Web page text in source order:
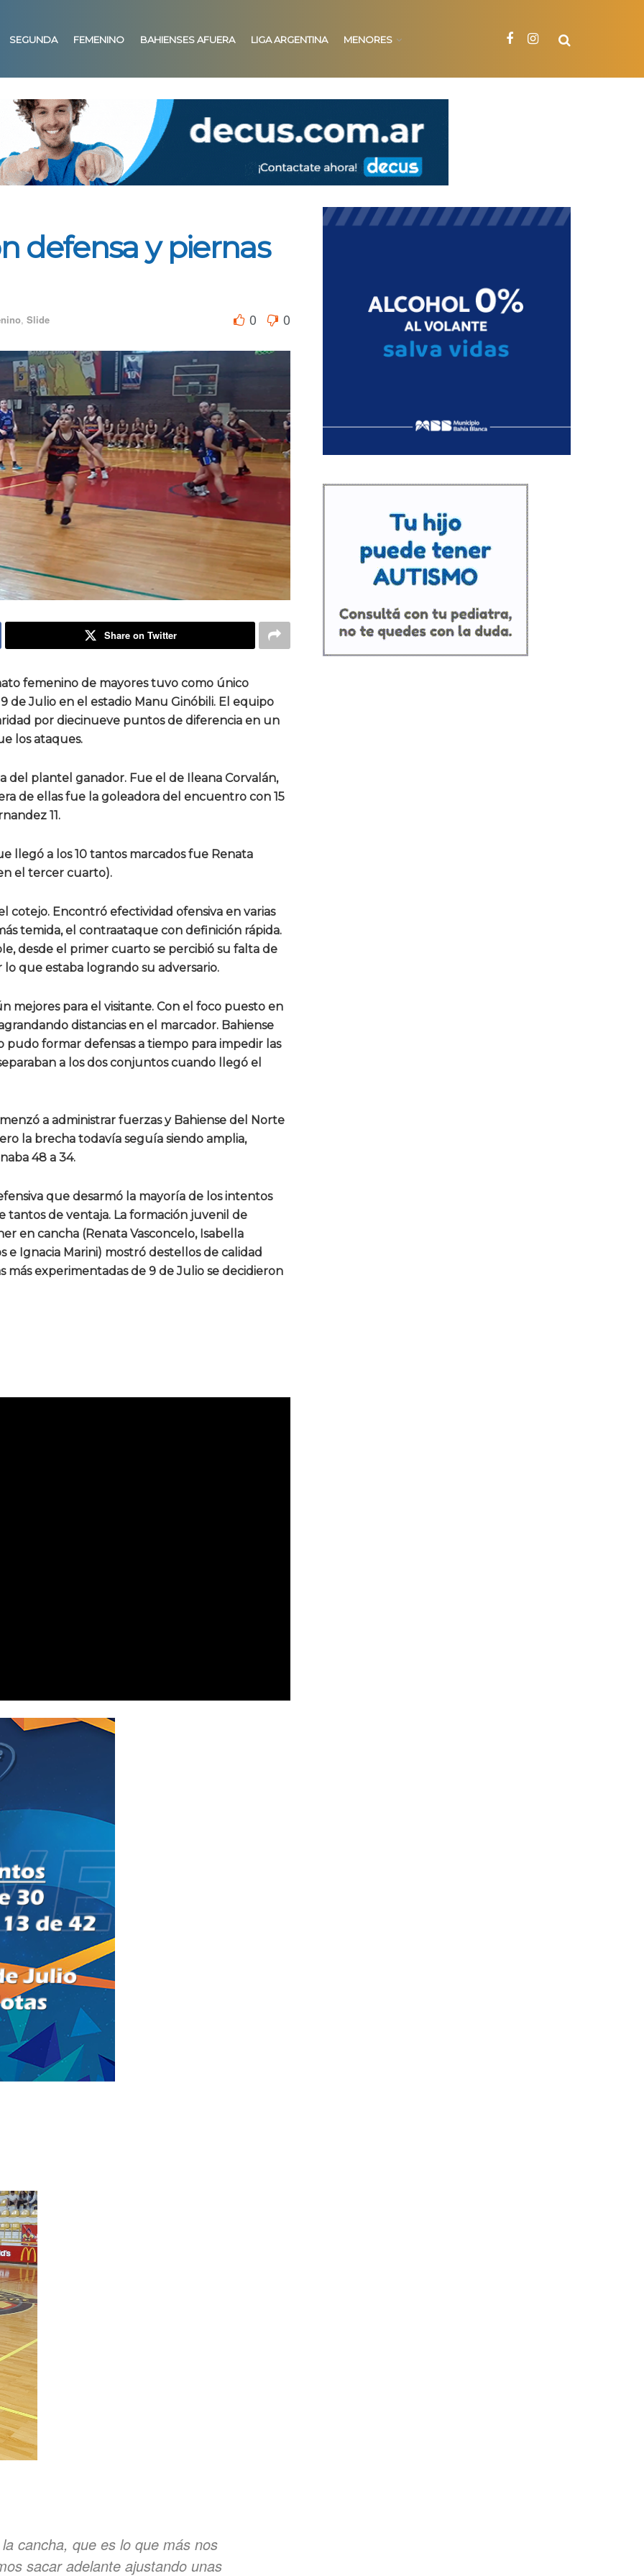
SEGUNDA FEMENINO BAHIENSES AFUERA LIGA ARGENTINA MENORES
defensa y piernas
, Slide 0 0
Share on Twitter
femenino de mayores tuvo como único
Julio en el estadio Manu Ginóbili. El equipo
por diecinueve puntos de diferencia en un
los ataques.
plantel ganador. Fue el de Ileana Corvalán,
de ellas fue la goleadora del encuentro con 15
11.
llegó a los 10 tantos marcados fue Renata
el tercer cuarto).
cotejo. Encontró efectividad ofensiva en varias
temida, el contraataque con definición rápida.
desde el primer cuarto se percibió su falta de
que estaba logrando su adversario.
mejores para el visitante. Con el foco puesto en
distancias en el marcador. Bahiense
formar defensas a tiempo para impedir las
a los dos conjuntos cuando llegó el
a administrar fuerzas y Bahiense del Norte
la brecha todavía seguía siendo amplia,
48 a 34.
que desarmó la mayoría de los intentos
tantos de ventaja. La formación juvenil de
en cancha (Renata Vasconcelo, Isabella
Ignacia Marini) mostró destellos de calidad
experimentadas de 9 de Julio se decidieron
cancha, que es lo que más nos
sacar adelante ajustando unas